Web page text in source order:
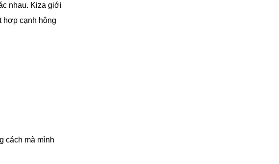
nhau. Kiza giới
hợp cạnh hông
cách mà mình